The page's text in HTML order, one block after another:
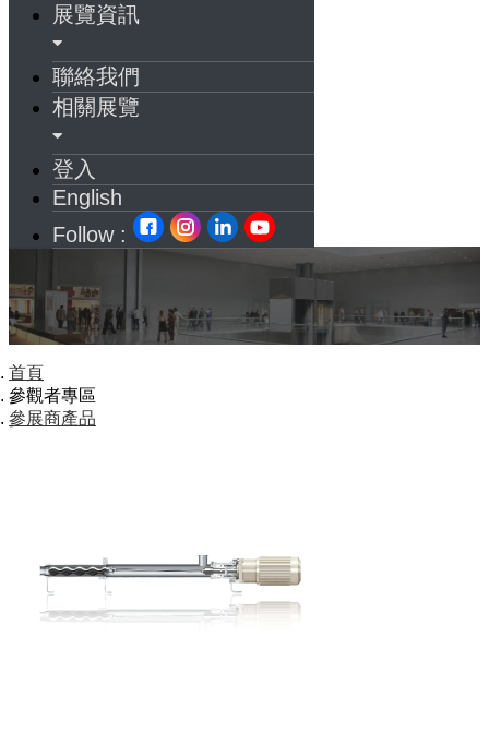
展覽資訊
聯絡我們
相關展覽
登入
English
Follow :
首頁
參觀者專區
參展商產品